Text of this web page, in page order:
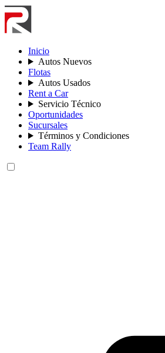
Inicio
Autos Nuevos
Flotas
Autos Usados
Rent a Car
Servicio Técnico
Oportunidades
Sucursales
Términos y Condiciones
Team Rally